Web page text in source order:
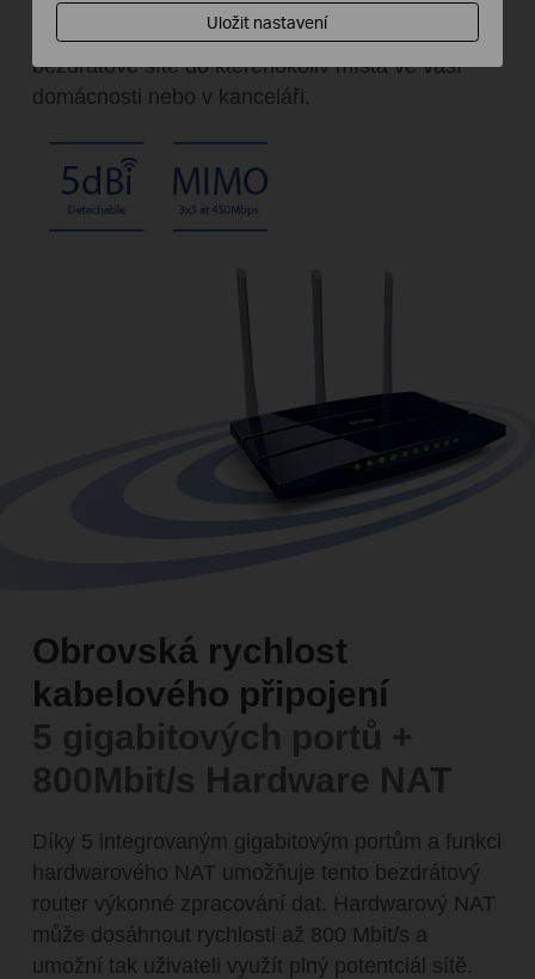
vysoké pokrytí a silnější intenzitu signálu
bezdrátové sítě do kteréhokoliv místa ve vaší
domácnosti nebo v kanceláři.
Obrovská rychlost
kabelového připojení
5 gigabitových portů +
800Mbit/s Hardware NAT
Díky 5 integrovaným gigabitovým portům a funkci
hardwarového NAT umožňuje tento bezdrátový
router výkonné zpracování dat. Hardwarový NAT
může dosáhnout rychlosti až 800 Mbit/s a
umožní tak uživateli využít plný potentciál sítě.
Uložit nastavení